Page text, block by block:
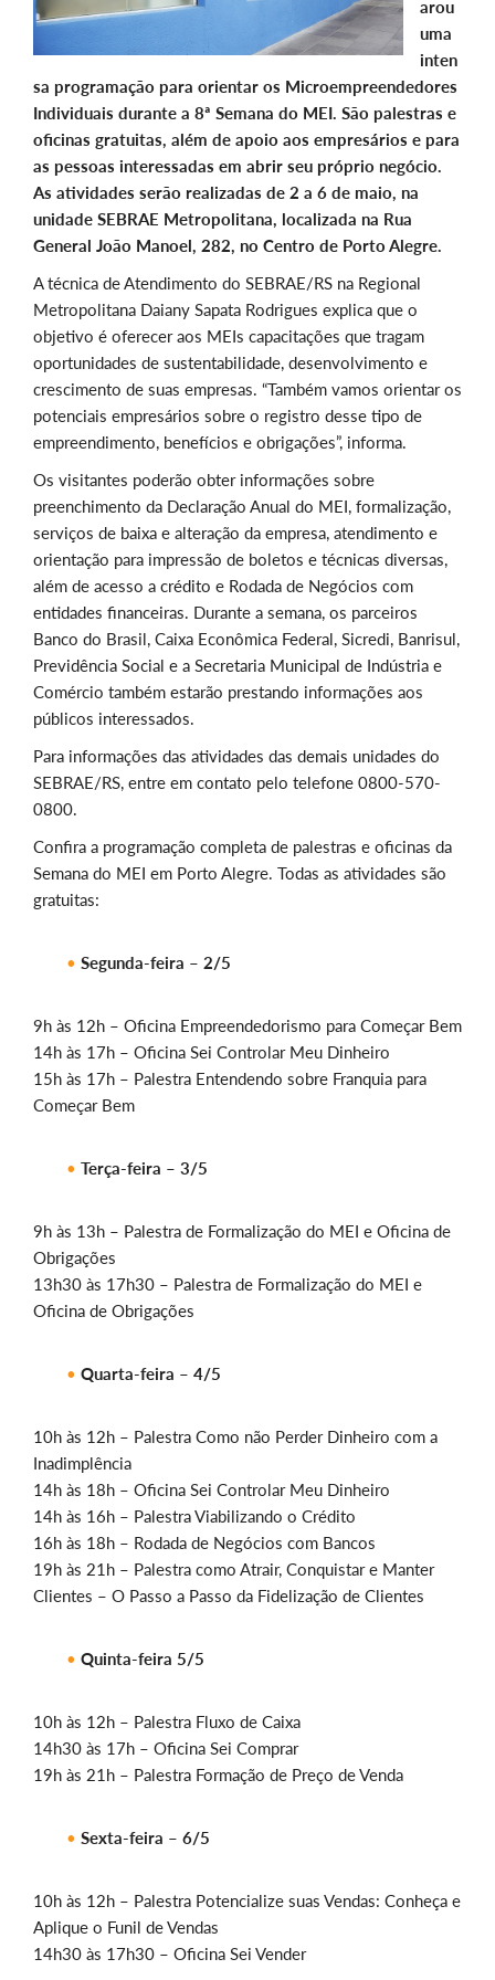
arou
uma
inten
sa programação para orientar os Microempreendedores
Individuais durante a 8ª Semana do MEI. São palestras e
oficinas gratuitas, além de apoio aos empresários e para
as pessoas interessadas em abrir seu próprio negócio.
As atividades serão realizadas de 2 a 6 de maio, na
unidade SEBRAE Metropolitana, localizada na Rua
General João Manoel, 282, no Centro de Porto Alegre.
A técnica de Atendimento do SEBRAE/RS na Regional
Metropolitana Daiany Sapata Rodrigues explica que o
objetivo é oferecer aos MEIs capacitações que tragam
oportunidades de sustentabilidade, desenvolvimento e
crescimento de suas empresas. “Também vamos orientar os
potenciais empresários sobre o registro desse tipo de
empreendimento, benefícios e obrigações”, informa.
Os visitantes poderão obter informações sobre
preenchimento da Declaração Anual do MEI, formalização,
serviços de baixa e alteração da empresa, atendimento e
orientação para impressão de boletos e técnicas diversas,
além de acesso a crédito e Rodada de Negócios com
entidades financeiras. Durante a semana, os parceiros
Banco do Brasil, Caixa Econômica Federal, Sicredi, Banrisul,
Previdência Social e a Secretaria Municipal de Indústria e
Comércio também estarão prestando informações aos
públicos interessados.
Para informações das atividades das demais unidades do
SEBRAE/RS, entre em contato pelo telefone 0800-570-
0800.
Confira a programação completa de palestras e oficinas da
Semana do MEI em Porto Alegre. Todas as atividades são
gratuitas:
Segunda-feira – 2/5
9h às 12h – Oficina Empreendedorismo para Começar Bem
14h às 17h – Oficina Sei Controlar Meu Dinheiro
15h às 17h – Palestra Entendendo sobre Franquia para
Começar Bem
Terça-feira – 3/5
9h às 13h – Palestra de Formalização do MEI e Oficina de
Obrigações
13h30 às 17h30 – Palestra de Formalização do MEI e
Oficina de Obrigações
Quarta-feira – 4/5
10h às 12h – Palestra Como não Perder Dinheiro com a
Inadimplência
14h às 18h – Oficina Sei Controlar Meu Dinheiro
14h às 16h – Palestra Viabilizando o Crédito
16h às 18h – Rodada de Negócios com Bancos
19h às 21h – Palestra como Atrair, Conquistar e Manter
Clientes – O Passo a Passo da Fidelização de Clientes
Quinta-feira 5/5
10h às 12h – Palestra Fluxo de Caixa
14h30 às 17h – Oficina Sei Comprar
19h às 21h – Palestra Formação de Preço de Venda
Sexta-feira – 6/5
10h às 12h – Palestra Potencialize suas Vendas: Conheça e
Aplique o Funil de Vendas
14h30 às 17h30 – Oficina Sei Vender